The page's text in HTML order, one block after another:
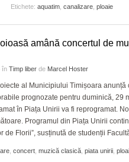
Etichete: aquatim canalizare ploaie
amână concertul de
în Timp liber de Marcel Hoster
al Municipiului Timișoara anunță
prognozate pentru duminică, 29
în Piața Unirii va fi reprogramat.
Programul din Piața Unirii
de Florii”, susținută de studenții
concert muzică clasică piata unirii